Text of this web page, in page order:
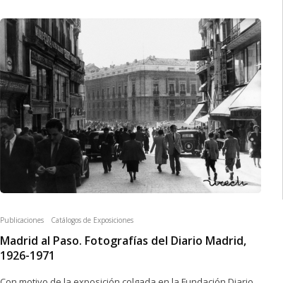
Publicaciones Catálogos de Exposiciones
Madrid al Paso. Fotografías del Diario Madrid,
1926-1971